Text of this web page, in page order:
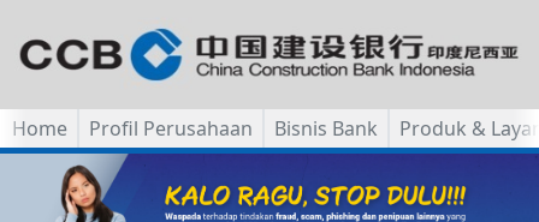
Home Profil Perusahaan Bisnis Bank Produk &